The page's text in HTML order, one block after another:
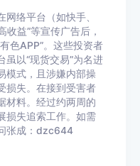
络平台（如快手、
收益”等宣传广告后，
色APP”。这些投资者
虽以“现货交易”为名进
模式，且涉嫌内部操
损失。在接到受害者
材料。经过约两周的
损失追索工作。如需
张成：dzc644